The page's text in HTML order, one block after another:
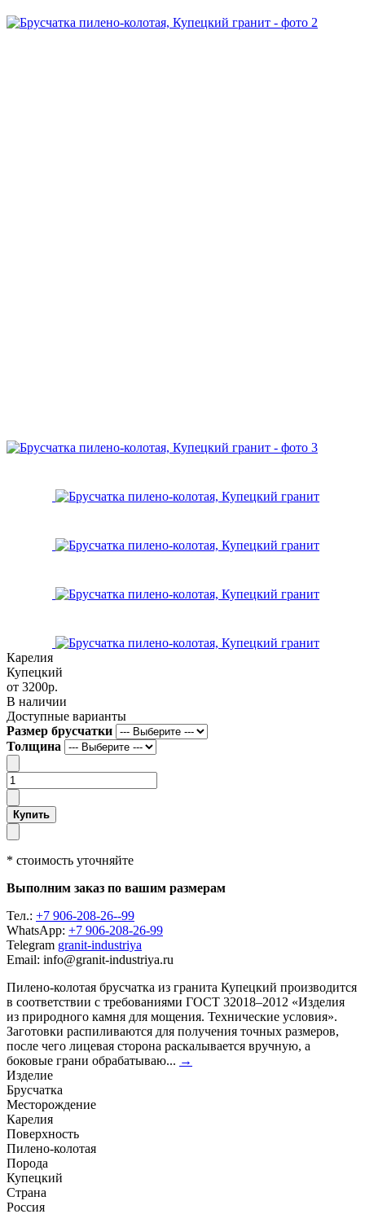
Карелия
Купецкий
от 3200р.
В наличии
Доступные варианты
Размер брусчатки
Толщина
Купить
* стоимость уточняйте
Выполним заказ по вашим размерам
Тел.: +7 906-208-26--99
WhatsApp: +7 906-208-26-99
Telegram granit-industriya
Email: info@granit-industriya.ru
Пилено-колотая брусчатка из гранита Купецкий производится
в соответствии с требованиями ГОСТ 32018–2012 «Изделия
из природного камня для мощения. Технические условия».
Заготовки распиливаются для получения точных размеров,
после чего лицевая сторона раскалывается вручную, а
боковые грани обрабатываю... →
Изделие
Брусчатка
Месторождение
Карелия
Поверхность
Пилено-колотая
Порода
Купецкий
Страна
Россия